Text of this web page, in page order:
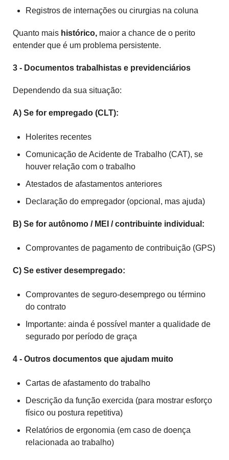
Registros de internações ou cirurgias na coluna
Quanto mais histórico, maior a chance de o perito
entender que é um problema persistente.
3 - Documentos trabalhistas e previdenciários
Dependendo da sua situação:
A) Se for empregado (CLT):
Holerites recentes
Comunicação de Acidente de Trabalho (CAT), se
houver relação com o trabalho
Atestados de afastamentos anteriores
Declaração do empregador (opcional, mas ajuda)
B) Se for autônomo / MEI / contribuinte individual:
Comprovantes de pagamento de contribuição (GPS)
C) Se estiver desempregado:
Comprovantes de seguro-desemprego ou término
do contrato
Importante: ainda é possível manter a qualidade de
segurado por período de graça
4 - Outros documentos que ajudam muito
Cartas de afastamento do trabalho
Descrição da função exercida (para mostrar esforço
físico ou postura repetitiva)
Relatórios de ergonomia (em caso de doença
relacionada ao trabalho)